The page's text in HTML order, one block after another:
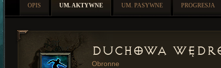
OPIS UM. AKTYWNE UM. PASYWNE PROGRESJA
Duchowa
Obronne